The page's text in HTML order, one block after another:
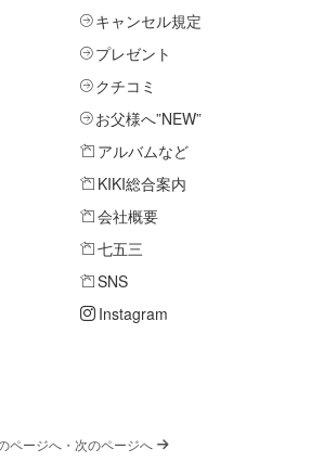
キャンセル規定
プレゼント
クチコミ
お父様へ”NEW”
アルバムなど
KIKI総合案内
会社概要
七五三
SNS
Instagram
ページへ ・ 次のページへ